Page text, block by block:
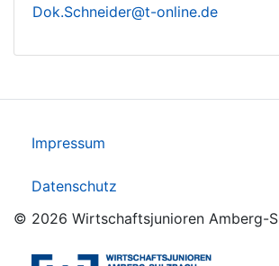
Dok.Schneider@t-online.de
Impressum
Datenschutz
© 2026 Wirtschaftsjunioren Amberg-